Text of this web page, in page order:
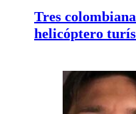
Tres
helicóptero